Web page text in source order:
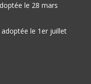
le 28 mars
le 1er juillet